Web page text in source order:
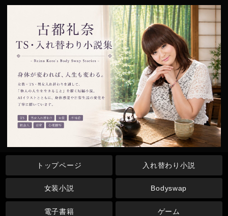
トップページ 入れ替わり小説
女装小説 Bodyswap
電子書籍 ゲーム